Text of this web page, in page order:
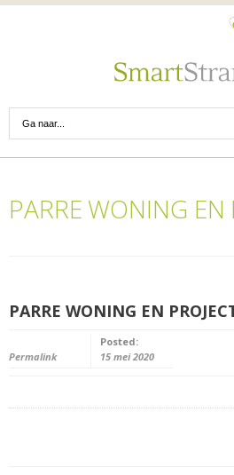
PARRE WONING EN
PARRE WONING EN
Permalink
Posted:
15 mei 2020